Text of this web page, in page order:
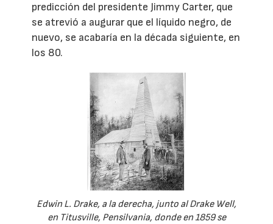
predicción del presidente Jimmy Carter, que
se atrevió a augurar que el líquido negro, de
nuevo, se acabaría en la década siguiente, en
los 80.
Edwin L. Drake, a la derecha, junto al Drake Well,
en Titusville, Pensilvania, donde en 1859 se